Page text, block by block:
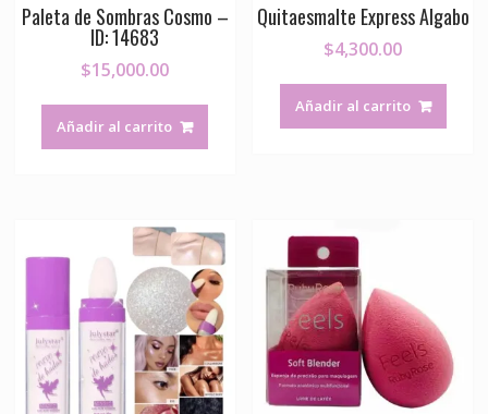
Paleta de Sombras Cosmo –
ID: 14683
$15,000.00
Añadir al carrito
Quitaesmalte Express Algabo
$4,300.00
Añadir al carrito